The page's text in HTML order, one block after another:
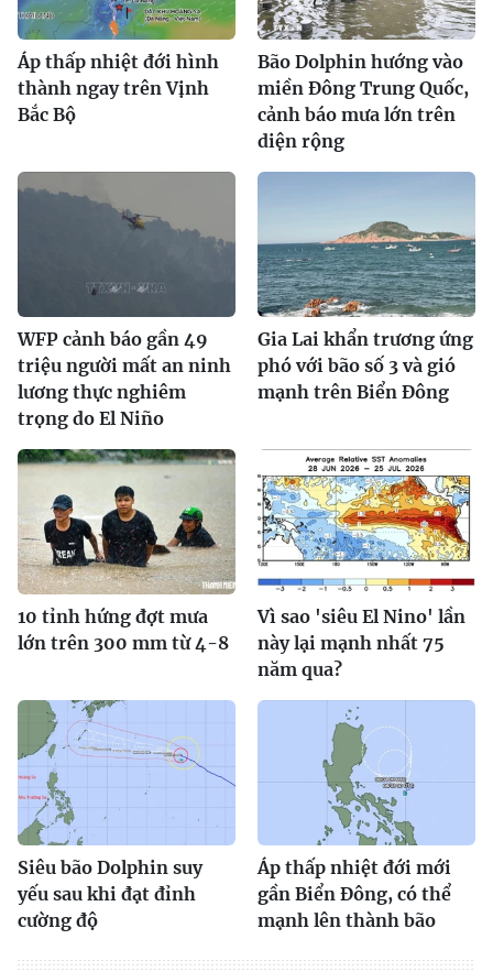
Áp thấp nhiệt đới hình
thành ngay trên Vịnh
Bắc Bộ
Bão Dolphin hướng vào
miền Đông Trung Quốc,
cảnh báo mưa lớn trên
diện rộng
WFP cảnh báo gần 49
triệu người mất an ninh
lương thực nghiêm
trọng do El Niño
Gia Lai khẩn trương ứng
phó với bão số 3 và gió
mạnh trên Biển Đông
10 tỉnh hứng đợt mưa
lớn trên 300 mm từ 4-8
Vì sao 'siêu El Nino' lần
này lại mạnh nhất 75
năm qua?
Siêu bão Dolphin suy
yếu sau khi đạt đỉnh
cường độ
Áp thấp nhiệt đới mới
gần Biển Đông, có thể
mạnh lên thành bão